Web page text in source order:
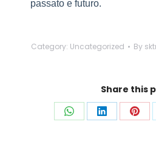
passato e futuro.
Category: Uncategorized By
Share this
Share Share